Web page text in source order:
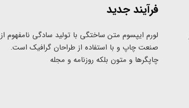
فرآیند جدید
لورم ایپسوم متن ساختگی با تولید سادگی نامفهوم از
صنعت چاپ و با استفاده از طراحان گرافیک است.
چاپگرها و متون بلکه روزنامه و مجله